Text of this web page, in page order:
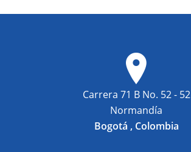
Carrera 71 B No. 52 - 52
Normandía
Bogotá , Colombia